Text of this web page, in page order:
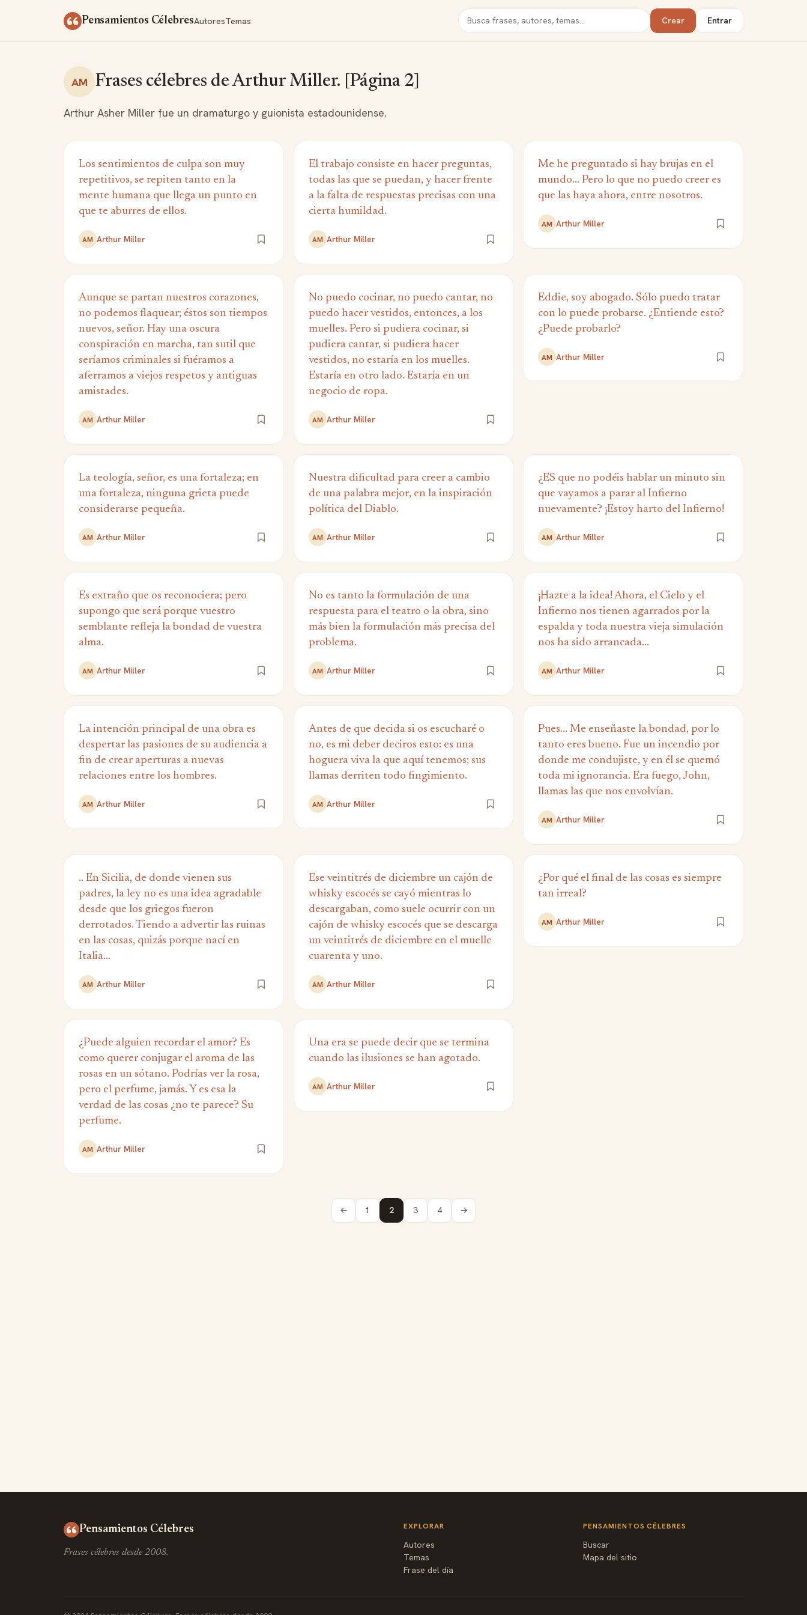
Pensamientos CélebresAutoresTemas Buscar Crear Entrar
AM Frases célebres de Arthur Miller. [Página 2]
Arthur Asher Miller fue un dramaturgo y guionista estadounidense.
Los sentimientos de culpa son muy
repetitivos, se repiten tanto en la
mente humana que llega un punto en
que te aburres de ellos.
AM Arthur Miller
El trabajo consiste en hacer preguntas,
todas las que se puedan, y hacer frente
a la falta de respuestas precisas con una
cierta humildad.
AM Arthur Miller
Me he preguntado si hay brujas en el
mundo... Pero lo que no puedo creer es
que las haya ahora, entre nosotros.
AM Arthur Miller
Aunque se partan nuestros corazones,
no podemos flaquear; éstos son tiempos
nuevos, señor. Hay una oscura
conspiración en marcha, tan sutil que
seríamos criminales si fuéramos a
aferramos a viejos respetos y antiguas
amistades.
AM Arthur Miller
No puedo cocinar, no puedo cantar, no
puedo hacer vestidos, entonces, a los
muelles. Pero si pudiera cocinar, si
pudiera cantar, si pudiera hacer
vestidos, no estaría en los muelles.
Estaría en otro lado. Estaría en un
negocio de ropa.
AM Arthur Miller
Eddie, soy abogado. Sólo puedo tratar
con lo puede probarse. ¿Entiende esto?
¿Puede probarlo?
AM Arthur Miller
La teología, señor, es una fortaleza; en
una fortaleza, ninguna grieta puede
considerarse pequeña.
AM Arthur Miller
Nuestra dificultad para creer a cambio
de una palabra mejor, en la inspiración
política del Diablo.
AM Arthur Miller
¿ES que no podéis hablar un minuto sin
que vayamos a parar al Infierno
nuevamente? ¡Estoy harto del Infierno!
AM Arthur Miller
Es extraño que os reconociera; pero
supongo que será porque vuestro
semblante refleja la bondad de vuestra
alma.
AM Arthur Miller
No es tanto la formulación de una
respuesta para el teatro o la obra, sino
más bien la formulación más precisa del
problema.
AM Arthur Miller
¡Hazte a la idea! Ahora, el Cielo y el
Infierno nos tienen agarrados por la
espalda y toda nuestra vieja simulación
nos ha sido arrancada...
AM Arthur Miller
La intención principal de una obra es
despertar las pasiones de su audiencia a
fin de crear aperturas a nuevas
relaciones entre los hombres.
AM Arthur Miller
Antes de que decida si os escucharé o
no, es mi deber deciros esto: es una
hoguera viva la que aquí tenemos; sus
llamas derriten todo fingimiento.
AM Arthur Miller
Pues... Me enseñaste la bondad, por lo
tanto eres bueno. Fue un incendio por
donde me condujiste, y en él se quemó
toda mi ignorancia. Era fuego, John,
llamas las que nos envolvían.
AM Arthur Miller
.. En Sicilia, de donde vienen sus
padres, la ley no es una idea agradable
desde que los griegos fueron
derrotados. Tiendo a advertir las ruinas
en las cosas, quizás porque nací en
Italia...
AM Arthur Miller
Ese veintitrés de diciembre un cajón de
whisky escocés se cayó mientras lo
descargaban, como suele ocurrir con un
cajón de whisky escocés que se descarga
un veintitrés de diciembre en el muelle
cuarenta y uno.
AM Arthur Miller
¿Por qué el final de las cosas es siempre
tan irreal?
AM Arthur Miller
¿Puede alguien recordar el amor? Es
como querer conjugar el aroma de las
rosas en un sótano. Podrías ver la rosa,
pero el perfume, jamás. Y es esa la
verdad de las cosas ¿no te parece? Su
perfume.
AM Arthur Miller
Una era se puede decir que se termina
cuando las ilusiones se han agotado.
AM Arthur Miller
← 1 2 3 4 →
Pensamientos Célebres
Frases célebres desde 2008.
EXPLORAR
Autores
Temas
Frase del día
PENSAMIENTOS CÉLEBRES
Buscar
Mapa del sitio